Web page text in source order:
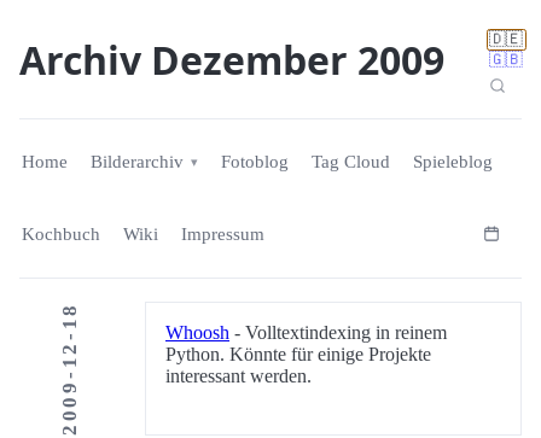
🇩🇪
🇬🇧
Archiv Dezember 2009
Home Bilderarchiv Fotoblog Tag Cloud Spieleblog
Kochbuch Wiki Impressum
2009-12-18 Whoosh - Volltextindexing in reinem
Python. Könnte für einige Projekte
interessant werden.